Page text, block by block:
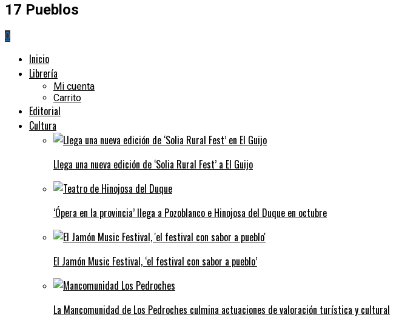
17 Pueblos
0
Inicio
Librería
Mi cuenta
Carrito
Editorial
Cultura
Llega una nueva edición de ‘Solia Rural Fest’ a El Guijo
‘Ópera en la provincia’ llega a Pozoblanco e Hinojosa del Duque en octubre
El Jamón Music Festival, ‘el festival con sabor a pueblo’
La Mancomunidad de Los Pedroches culmina actuaciones de valoración turística y cultural